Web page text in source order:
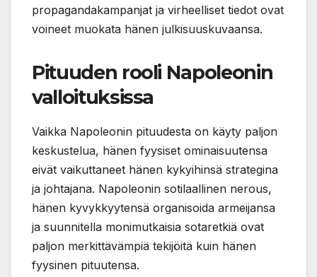
propagandakampanjat ja virheelliset tiedot ovat
voineet muokata hänen julkisuuskuvaansa.
Pituuden rooli Napoleonin
valloituksissa
Vaikka Napoleonin pituudesta on käyty paljon
keskustelua, hänen fyysiset ominaisuutensa
eivät vaikuttaneet hänen kykyihinsä strategina
ja johtajana. Napoleonin sotilaallinen nerous,
hänen kyvykkyytensä organisoida armeijansa
ja suunnitella monimutkaisia sotaretkiä ovat
paljon merkittävämpiä tekijöitä kuin hänen
fyysinen pituutensa.